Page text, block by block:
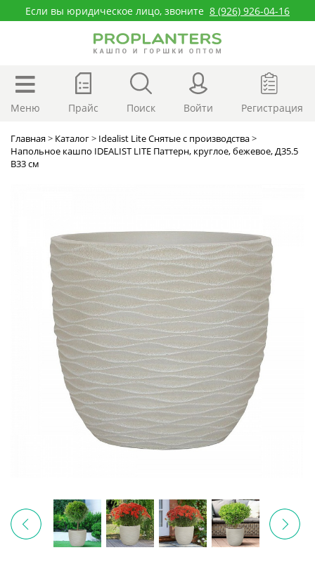
Если вы юридическое лицо, звоните 8 (926) 926-04-16
Меню Прайс Поиск Войти Регистрация
Главная> Каталог> Idealist Lite Снятые с производства>
Напольное кашпо IDEALIST LITE Паттерн, круглое, бежевое, Д35.5
В33 см